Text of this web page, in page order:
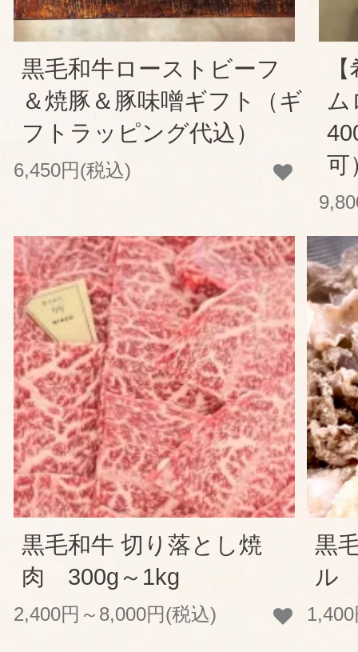
黒毛和牛ローストビーフ
＆焼豚＆豚味噌ギフト（ギ
フトラッピング代込）
6,450円(税込)
可
黒毛和牛 切り落とし焼
肉 300g～1kg
2,400円～8,000円(税込)
黒
ル